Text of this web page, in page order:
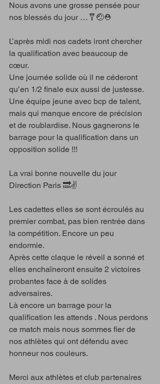
Nous avons une grosse pensée pour
nos blessés du jour …🩼🤕⛑️
L’après midi nos cadets iront chercher
la qualification avec beaucoup de
cœur.
Une journée solide où il ne céderont
qu’en 1/2 finale eux aussi de justesse.
Une équipe jeune avec bcp de talent,
mais qui manque encore de précision
et de roublardise. Nous gagnerons le
barrage pour la qualification dans un
opposition solide !!!
La vrai bonne nouvelle du jour
Direction Paris 🔜✌️
Les cadettes elles se sont écroulés au
premier combat, pas bien rentrée dans
la compétition. Encore un peu
endormie.
Après cette claque le réveil a sonné et
elles enchaîneront ensuite 2 victoires
probantes face à de solides
adversaires.
Là encore un barrage pour la
qualification les attends . Nous perdons
ce match mais nous sommes fier de
nos athlètes qui ont défendu avec
honneur nos couleurs.
Merci aux athlètes et club partenaires